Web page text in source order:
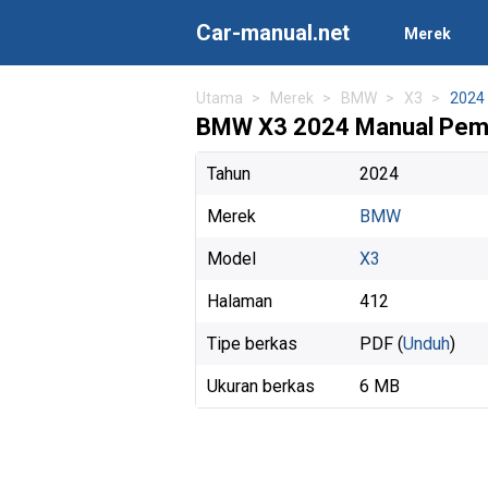
Car-manual.net Merek
Utama Merek BMW X3 2024
BMW X3 2024 Manual
Tahun 2024
Merek BMW
Model X3
Halaman 412
Tipe berkas PDF (Unduh)
Ukuran berkas 6 MB